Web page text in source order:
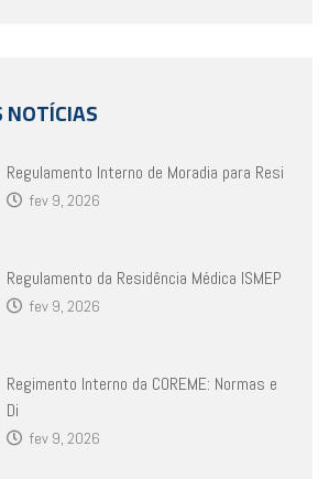
Regulamento Interno de Moradia para Resi
fev 9, 2026
Regulamento da Residência Médica ISMEP
fev 9, 2026
Regimento Interno da COREME: Normas e
Di
fev 9, 2026